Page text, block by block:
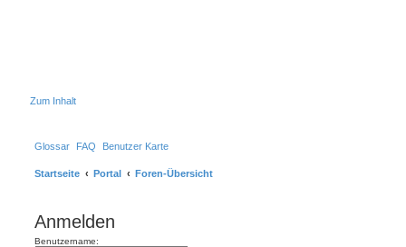
Zum Inhalt
Glossar FAQ Benutzer Karte
Startseite Portal Foren-Übersicht
Anmelden
Benutzername: